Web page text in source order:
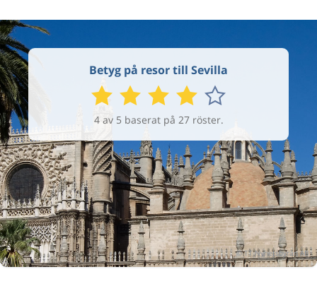
Betyg på resor till Sevilla
4 av 5 baserat på 27 röster.